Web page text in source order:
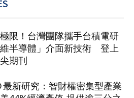
限！台灣團隊攜手台積電研
半導體」介面新技術 登上
期刊
最新研究：智財權密集型產業